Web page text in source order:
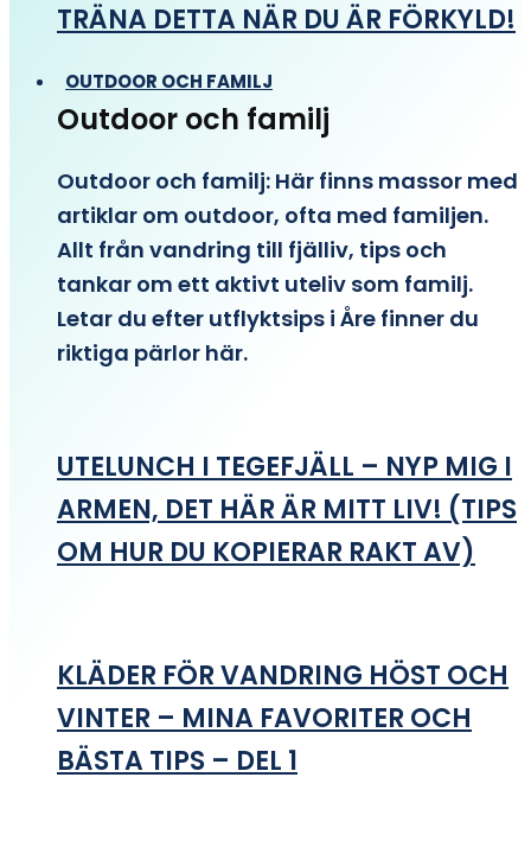
TRÄNA DETTA NÄR DU ÄR FÖRKYLD!
OUTDOOR OCH FAMILJ
Outdoor och familj
Outdoor och familj: Här finns massor med
artiklar om outdoor, ofta med familjen.
Allt från vandring till fjälliv, tips och
tankar om ett aktivt uteliv som familj.
Letar du efter utflyktsips i Åre finner du
riktiga pärlor här.
UTELUNCH I TEGEFJÄLL – NYP MIG I
ARMEN, DET HÄR ÄR MITT LIV! (TIPS
OM HUR DU KOPIERAR RAKT AV)
KLÄDER FÖR VANDRING HÖST OCH
VINTER – MINA FAVORITER OCH
BÄSTA TIPS – DEL 1